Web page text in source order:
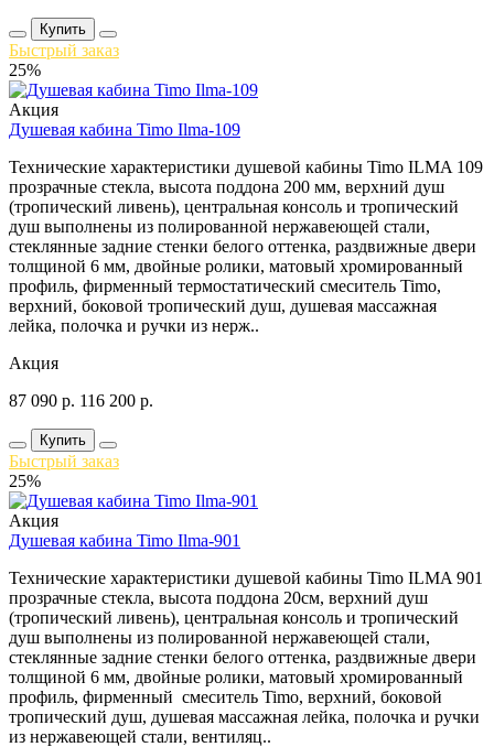
Купить
Быстрый заказ
25%
Акция
Душевая кабина Timo Ilma-109
Технические характеристики душевой кабины Timo ILMA 109
прозрачные стекла, высота поддона 200 мм, верхний душ
(тропический ливень), центральная консоль и тропический
душ выполнены из полированной нержавеющей стали,
стеклянные задние стенки белого оттенка, раздвижные двери
толщиной 6 мм, двойные ролики, матовый хромированный
профиль, фирменный термостатический смеситель Timo,
верхний, боковой тропический душ, душевая массажная
лейка, полочка и ручки из нерж..
Акция
87 090 р. 116 200 р.
Купить
Быстрый заказ
25%
Акция
Душевая кабина Timo Ilma-901
Технические характеристики душевой кабины Timo ILMA 901
прозрачные стекла, высота поддона 20см, верхний душ
(тропический ливень), центральная консоль и тропический
душ выполнены из полированной нержавеющей стали,
стеклянные задние стенки белого оттенка, раздвижные двери
толщиной 6 мм, двойные ролики, матовый хромированный
профиль, фирменный смеситель Timo, верхний, боковой
тропический душ, душевая массажная лейка, полочка и ручки
из нержавеющей стали, вентиляц..